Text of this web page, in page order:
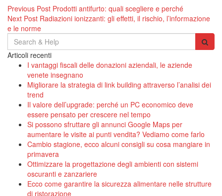
Navigazione
articoli
Previous Post Prodotti antifurto: quali scegliere e perché
Next Post Radiazioni ionizzanti: gli effetti, il rischio, l’informazione
e le norme
Search
for:
Articoli recenti
I vantaggi fiscali delle donazioni aziendali, le aziende
venete insegnano
Migliorare la strategia di link building attraverso l’analisi dei
trend
Il valore dell’upgrade: perché un PC economico deve
essere pensato per crescere nel tempo
Si possono sfruttare gli annunci Google Maps per
aumentare le visite ai punti vendita? Vediamo come farlo
Cambio stagione, ecco alcuni consigli su cosa mangiare in
primavera
Ottimizzare la progettazione degli ambienti con sistemi
oscuranti e zanzariere
Ecco come garantire la sicurezza alimentare nelle strutture
di ristorazione